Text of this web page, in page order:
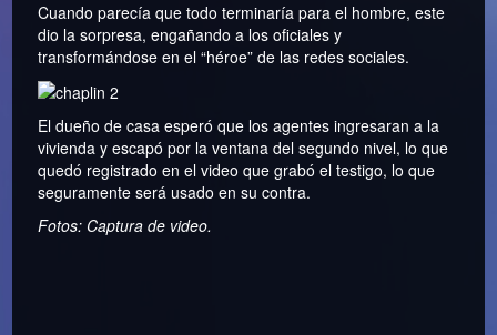
Cuando parecía que todo terminaría para el hombre, este
dio la sorpresa, engañando a los oficiales y
transformándose en el “héroe” de las redes sociales.
El dueño de casa esperó que los agentes ingresaran a la
vivienda y escapó por la ventana del segundo nivel, lo que
quedó registrado en el video que grabó el testigo, lo que
seguramente será usado en su contra.
Fotos: Captura de video.